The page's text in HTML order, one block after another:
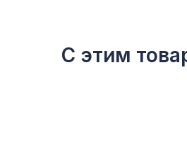
С этим